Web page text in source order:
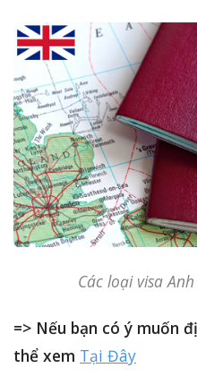
Các loại visa
=> Nếu bạn có ý muốn
thể xem Tại Đây